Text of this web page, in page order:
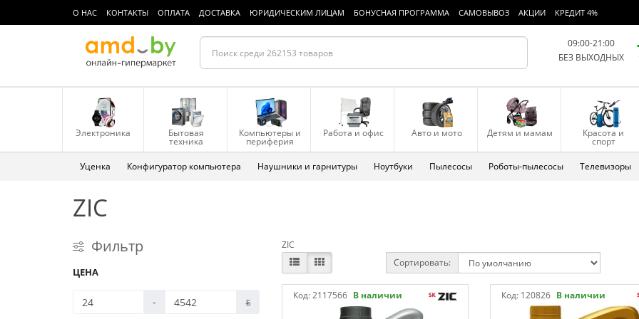
О НАС КОНТАКТЫ ОПЛАТА ДОСТАВКА ЮРИДИЧЕСКИМ ЛИЦАМ БОНУСНАЯ ПРОГРАММА САМОВЫВОЗ АКЦИИ КРЕДИТ 4%
09:00-21:00
БЕЗ ВЫХОДНЫХ
Электроника Бытовая
техника
Компьютеры и
периферия
Работа и офис Авто и мото Детям и мамам Красота и
спорт
Уценка Конфигуратор компьютера Наушники и гарнитуры Ноутбуки Пылесосы Роботы-пылесосы Телевизоры
ZIC
Фильтр
ЦЕНА
- ƃ
ZIC
Сортировать:
Код:2117566 В наличии Код: 120826 В наличии